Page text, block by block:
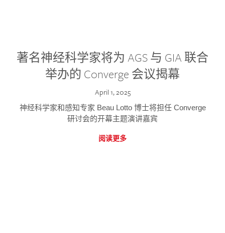
著名神经科学家将为 AGS 与 GIA 联合
举办的 Converge 会议揭幕
April 1, 2025
神经科学家和感知专家 Beau Lotto 博士将担任 Converge
研讨会的开幕主题演讲嘉宾
阅读更多